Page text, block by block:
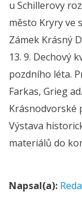
u Schillerovy
město Kryry ve
Zámek Krásný
13. 9. Dechový
pozdního léta.
Farkas, Grieg
Krásnodvorské
Výstava
materiálů do
Napsal(a):